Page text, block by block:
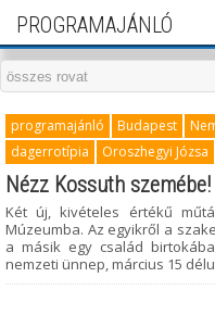
PROGRAMAJÁNLÓ
programajánló Budapest
dagerrotípia
Oroszhegyi Józsa
Nézz Kossuth szemébe!
Két új, kivételes értékű
Múzeumba. Az egyikről a
a másik egy család
nemzeti ünnep, március 15